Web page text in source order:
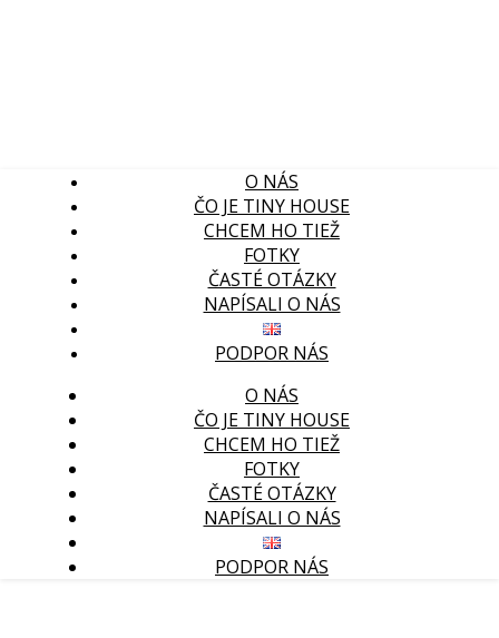
O NÁS
ČO JE TINY HOUSE
CHCEM HO TIEŽ
FOTKY
ČASTÉ OTÁZKY
NAPÍSALI O NÁS
PODPOR NÁS
O NÁS
ČO JE TINY HOUSE
CHCEM HO TIEŽ
FOTKY
ČASTÉ OTÁZKY
NAPÍSALI O NÁS
PODPOR NÁS